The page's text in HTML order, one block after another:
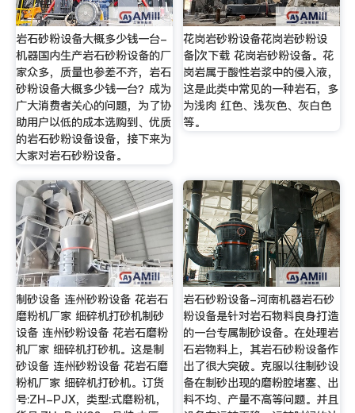
岩石砂粉设备大概多少钱一台-
机器国内生产岩石砂粉设备的厂
家众多，质量也参差不齐，岩石
砂粉设备大概多少钱一台？成为
广大消费者关心的问题，为了协
助用户以低的成本选购到、优质
的岩石砂粉设备设备，接下来为
大家对岩石砂粉设备。
花岗岩砂粉设备花岗岩砂粉设
备|次下载 花岗岩砂粉设备。花
岗岩属于酸性岩浆中的侵入液，
这是此类中常见的一种岩石，多
为浅肉 红色、浅灰色、灰白色
等。
制砂设备 连州砂粉设备 花岩石
磨粉机厂家 细碎机打砂机制砂
设备 连州砂粉设备 花岩石磨粉
机厂家 细碎机打砂机。这是制
砂设备 连州砂粉设备 花岩石磨
粉机厂家 细碎机打砂机。订货
号:ZH-PJX，类型:式磨粉机，
岩石砂粉设备-河南机器岩石砂
粉设备是针对岩石物料良身打造
的一台专属制砂设备。在处理岩
石岩物料上，其岩石砂粉设备作
出了很大突破。克服以往制砂设
备在制砂出现的磨粉腔堵塞、出
料不均、产量不高等问题。并且